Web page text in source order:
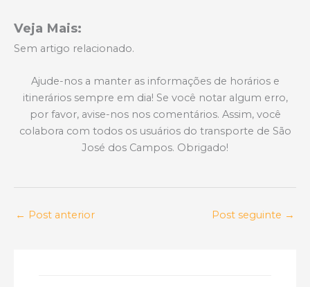
Veja Mais:
Sem artigo relacionado.
Ajude-nos a manter as informações de horários e
itinerários sempre em dia! Se você notar algum erro,
por favor, avise-nos nos comentários. Assim, você
colabora com todos os usuários do transporte de São
José dos Campos. Obrigado!
← Post anterior Post seguinte →